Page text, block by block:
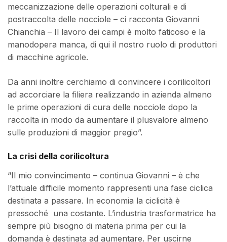
meccanizzazione delle operazioni colturali e di
postraccolta delle nocciole – ci racconta Giovanni
Chianchia – Il lavoro dei campi è molto faticoso e la
manodopera manca, di qui il nostro ruolo di produttori
di macchine agricole.
Da anni inoltre cerchiamo di convincere i corilicoltori
ad accorciare la filiera realizzando in azienda almeno
le prime operazioni di cura delle nocciole dopo la
raccolta in modo da aumentare il plusvalore almeno
sulle produzioni di maggior pregio”.
La crisi della corilicoltura
“Il mio convincimento – continua Giovanni – è che
l’attuale difficile momento rappresenti una fase ciclica
destinata a passare. In economia la ciclicità è
pressoché una costante. L’industria trasformatrice ha
sempre più bisogno di materia prima per cui la
domanda è destinata ad aumentare. Per uscirne